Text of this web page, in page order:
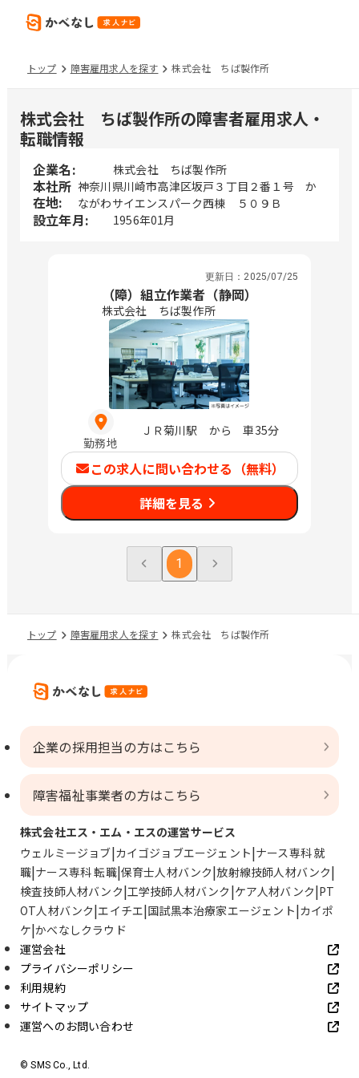
トップ 障害雇用求人を探す 株式会社 ちば製作所
株式会社 ちば製作所の障害者雇用求人・
転職情報
企業名: 株式会社 ちば製作所
本社所
在地:
神奈川県川崎市高津区坂戸３丁目２番１号 か
ながわサイエンスパーク西棟 ５０９Ｂ
設立年月: 1956年01月
更新日： 2025/07/25
（障）組立作業者（静岡）
株式会社 ちば製作所
勤務地
ＪＲ菊川駅 から 車35分
この求人に問い合わせる（無料）
詳細を見る
1
トップ 障害雇用求人を探す 株式会社 ちば製作所
企業の採用担当の方はこちら
障害福祉事業者の方はこちら
株式会社エス・エム・エスの運営サービス
ウェルミージョブ カイゴジョブエージェント ナース専科 就
職 ナース専科 転職 保育士人材バンク 放射線技師人材バンク
検査技師人材バンク 工学技師人材バンク ケア人材バンク PT
OT人材バンク エイチエ 国試黒本治療家エージェント カイポ
ケ かべなしクラウド
運営会社
プライバシーポリシー
利用規約
サイトマップ
運営へのお問い合わせ
© SMS Co., Ltd.